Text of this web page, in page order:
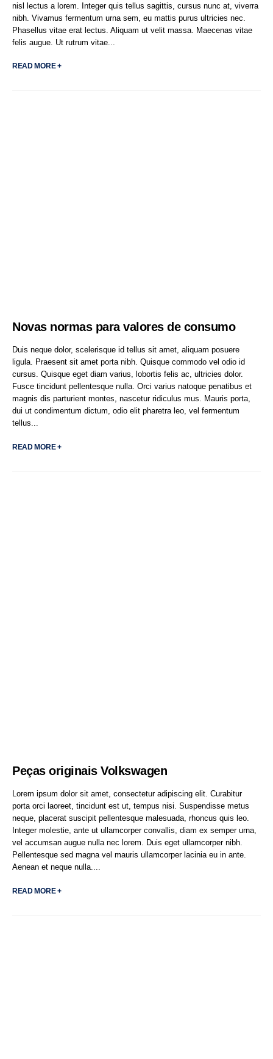
nisl lectus a lorem. Integer quis tellus sagittis, cursus nunc at, viverra
nibh. Vivamus fermentum urna sem, eu mattis purus ultricies nec.
Phasellus vitae erat lectus. Aliquam ut velit massa. Maecenas vitae
felis augue. Ut rutrum vitae...
READ MORE +
Novas normas para valores de consumo
Duis neque dolor, scelerisque id tellus sit amet, aliquam posuere
ligula. Praesent sit amet porta nibh. Quisque commodo vel odio id
cursus. Quisque eget diam varius, lobortis felis ac, ultricies dolor.
Fusce tincidunt pellentesque nulla. Orci varius natoque penatibus et
magnis dis parturient montes, nascetur ridiculus mus. Mauris porta,
dui ut condimentum dictum, odio elit pharetra leo, vel fermentum
tellus...
READ MORE +
Peças originais Volkswagen
Lorem ipsum dolor sit amet, consectetur adipiscing elit. Curabitur
porta orci laoreet, tincidunt est ut, tempus nisi. Suspendisse metus
neque, placerat suscipit pellentesque malesuada, rhoncus quis leo.
Integer molestie, ante ut ullamcorper convallis, diam ex semper urna,
vel accumsan augue nulla nec lorem. Duis eget ullamcorper nibh.
Pellentesque sed magna vel mauris ullamcorper lacinia eu in ante.
Aenean et neque nulla....
READ MORE +